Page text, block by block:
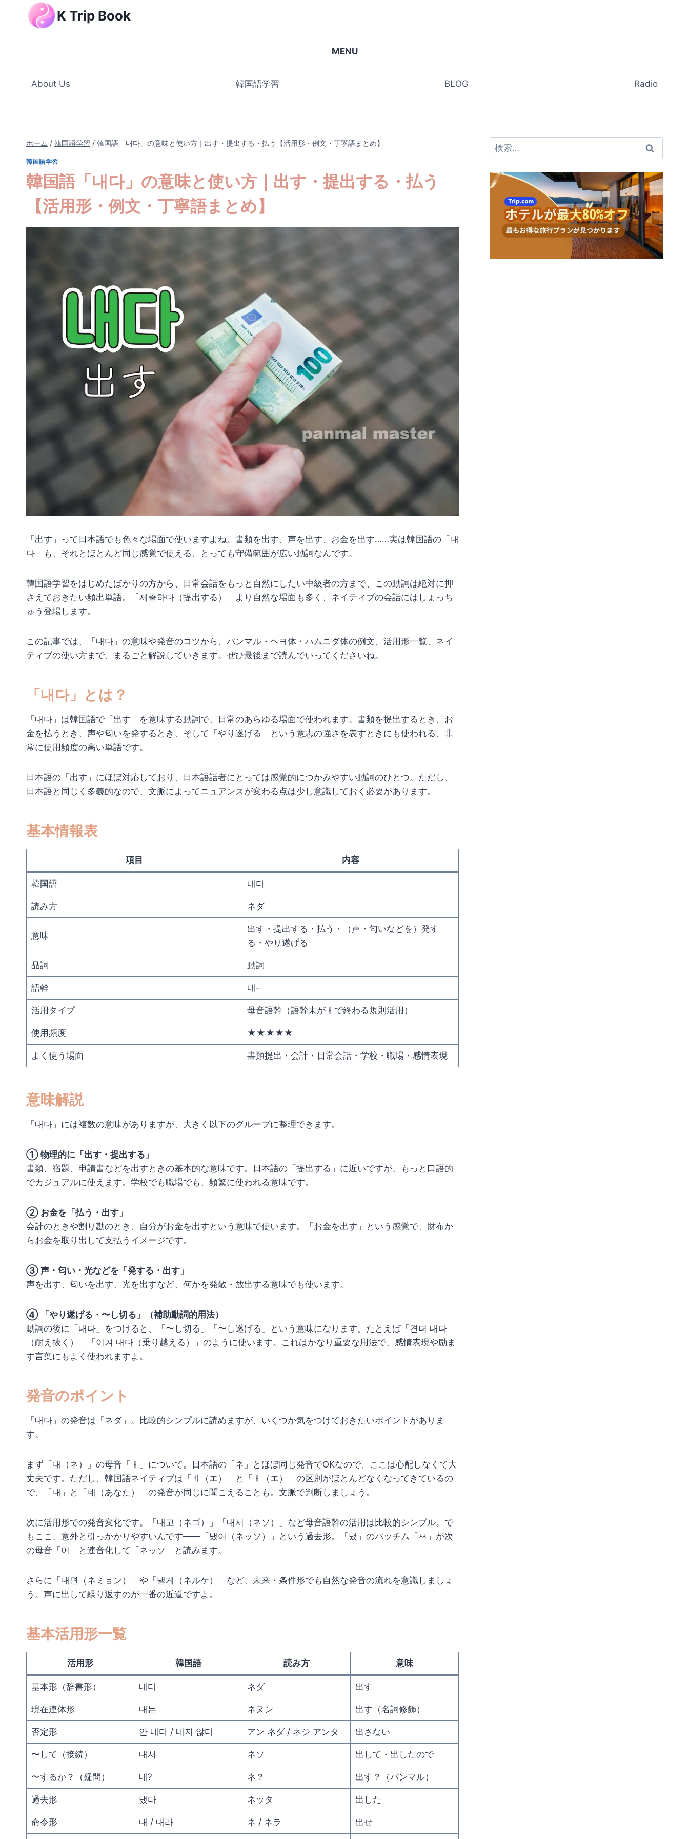
K Trip Book
MENU
About Us 韓国語学習 BLOG Radio
ホーム / 韓国語学習 / 韓国語「내다」の意味と使い方｜出す・提出する・払う【活用形・例文・丁寧語まとめ】
韓国語学習
韓国語「내다」の意味と使い方｜出す・提出する・払う
【活用形・例文・丁寧語まとめ】
「出す」って日本語でも色々な場面で使いますよね。書類を出す、声を出す、お金を出す……実は韓国語の「내
다」も、それとほとんど同じ感覚で使える、とっても守備範囲が広い動詞なんです。
韓国語学習をはじめたばかりの方から、日常会話をもっと自然にしたい中級者の方まで、この動詞は絶対に押
さえておきたい頻出単語。「제출하다（提出する）」より自然な場面も多く、ネイティブの会話にはしょっち
ゅう登場します。
この記事では、「내다」の意味や発音のコツから、パンマル・ヘヨ体・ハムニダ体の例文、活用形一覧、ネイ
ティブの使い方まで、まるごと解説していきます。ぜひ最後まで読んでいってくださいね。
「내다」とは？
「내다」は韓国語で「出す」を意味する動詞で、日常のあらゆる場面で使われます。書類を提出するとき、お
金を払うとき、声や匂いを発するとき、そして「やり遂げる」という意志の強さを表すときにも使われる、非
常に使用頻度の高い単語です。
日本語の「出す」にほぼ対応しており、日本語話者にとっては感覚的につかみやすい動詞のひとつ。ただし、
日本語と同じく多義的なので、文脈によってニュアンスが変わる点は少し意識しておく必要があります。
基本情報表
項目 内容
韓国語 내다
読み方 ネダ
意味
出す・提出する・払う・（声・匂いなどを）発す
る・やり遂げる
品詞 動詞
語幹 내-
活用タイプ 母音語幹（語幹末がㅐで終わる規則活用）
使用頻度 ★★★★★
よく使う場面 書類提出・会計・日常会話・学校・職場・感情表現
意味解説
「내다」には複数の意味がありますが、大きく以下のグループに整理できます。
① 物理的に「出す・提出する」
書類、宿題、申請書などを出すときの基本的な意味です。日本語の「提出する」に近いですが、もっと口語的
でカジュアルに使えます。学校でも職場でも、頻繁に使われる意味です。
② お金を「払う・出す」
会計のときや割り勘のとき、自分がお金を出すという意味で使います。「お金を出す」という感覚で、財布か
らお金を取り出して支払うイメージです。
③ 声・匂い・光などを「発する・出す」
声を出す、匂いを出す、光を出すなど、何かを発散・放出する意味でも使います。
④ 「やり遂げる・〜し切る」（補助動詞的用法）
動詞の後に「내다」をつけると、「〜し切る」「〜し遂げる」という意味になります。たとえば「견뎌 내다
（耐え抜く）」「이겨 내다（乗り越える）」のように使います。これはかなり重要な用法で、感情表現や励ま
す言葉にもよく使われますよ。
発音のポイント
「내다」の発音は「ネダ」。比較的シンプルに読めますが、いくつか気をつけておきたいポイントがありま
す。
まず「내（ネ）」の母音「ㅐ」について。日本語の「ネ」とほぼ同じ発音でOKなので、ここは心配しなくて大
丈夫です。ただし、韓国語ネイティブは「ㅔ（エ）」と「ㅐ（エ）」の区別がほとんどなくなってきているの
で、「내」と「네（あなた）」の発音が同じに聞こえることも。文脈で判断しましょう。
次に活用形での発音変化です。「내고（ネゴ）」「내서（ネソ）」など母音語幹の活用は比較的シンプル。で
もここ、意外と引っかかりやすいんです——「냈어（ネッソ）」という過去形。「냈」のパッチム「ㅆ」が次
の母音「어」と連音化して「ネッソ」と読みます。
さらに「내면（ネミョン）」や「낼게（ネルケ）」など、未来・条件形でも自然な発音の流れを意識しましょ
う。声に出して繰り返すのが一番の近道ですよ。
基本活用形一覧
活用形 韓国語 読み方 意味
基本形（辞書形） 내다 ネダ 出す
現在連体形 내는 ネヌン 出す（名詞修飾）
否定形 안 내다 / 내지 않다 アン ネダ / ネジ アンタ 出さない
〜して（接続） 내서 ネソ 出して・出したので
〜するか？（疑問） 내? ネ？ 出す？（パンマル）
過去形 냈다 ネッタ 出した
命令形 내 / 내라 ネ / ネラ 出せ
検
索: